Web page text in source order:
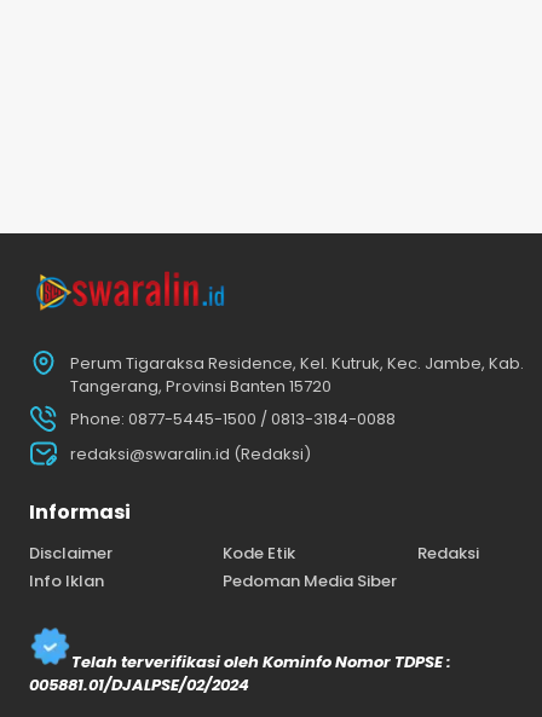
Perum Tigaraksa Residence, Kel. Kutruk, Kec. Jambe, Kab.
Tangerang, Provinsi Banten 15720
Phone: 0877-5445-1500 / 0813-3184-0088
redaksi@swaralin.id (Redaksi)
Informasi
Disclaimer Kode Etik
Redaksi
Info Iklan
Pedoman Media Siber
Telah terverifikasi oleh Kominfo Nomor TDPSE :
005881.01/DJALPSE/02/2024